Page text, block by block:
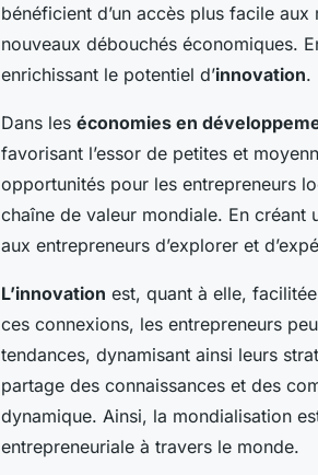
bénéficient d’un accès plus facile
nouveaux débouchés économiques.
enrichissant le potentiel d’innovation.
Dans les économies en
favorisant l’essor de petites et
opportunités pour les entrepreneurs
chaîne de valeur mondiale. En créant
aux entrepreneurs d’explorer et
L’innovation est, quant à elle,
ces connexions, les entrepreneurs
tendances, dynamisant ainsi leurs
partage des connaissances et des
dynamique. Ainsi, la mondialisation
entrepreneuriale à travers le monde.